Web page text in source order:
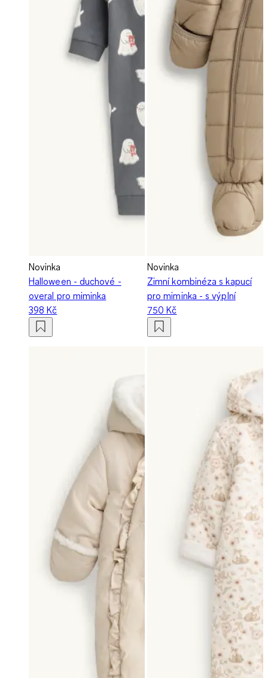
Novinka
Halloween - duchové -
overal pro miminka
398 Kč
Novinka
Zimní kombinéza s kapucí
pro miminka - s výplní
750 Kč